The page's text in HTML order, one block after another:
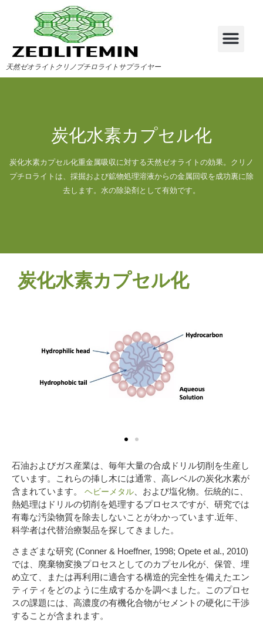
天然ゼオライトクリノプチロライトサプライヤー
炭化水素カプセル化
炭化水素カプセル化重金属吸収に対する天然ゼオライトの効果。クリノ
プチロライトは、採掘および鉱物処理溶液からの金属回収を成功裏に除
去します。水の除染剤として有効です。
炭化水素カプセル化
石油およびガス産業は、毎年大量の合成ドリル切削を生産し
ています。これらの挿し木には通常、高レベルの炭化水素が
含まれています。 ヘビーメタル 、および塩化物。伝統的に、
熱処理はドリルの切削を処理するプロセスですが、研究では
有毒な汚染物質を除去しないことがわかっています.近年、
科学者は代替治療製品を探してきました。
さまざまな研究 (Conner & Hoeffner, 1998; Opete et al., 2010)
では、廃棄物変換プロセスとしてのカプセル化が、保管、埋
め立て、または再利用に適合する構造的完全性を備えたエン
ティティをどのように生成するかを調べました。このプロセ
スの課題には、高濃度の有機化合物がセメントの硬化に干渉
することが含まれます。